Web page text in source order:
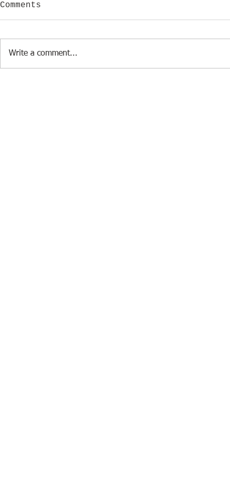
Comments
Write a comment...